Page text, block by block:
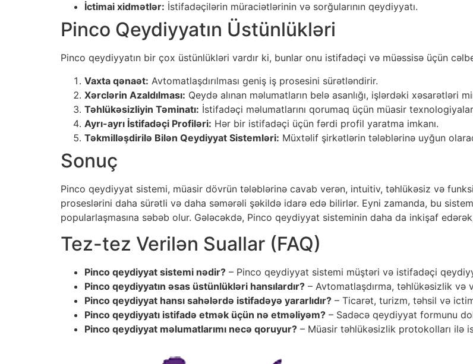
İctimai xidmətlər: İstifadəçilərin müraciətlərinin və sorğularının qeydiyyatı.
Pinco Qeydiyyatın Üstünlükləri
Pinco qeydiyyatın bir çox üstünlükləri vardır ki, bunlar onu istifadəçi və müəssisə üçün
Vaxta qənaət: Avtomatlaşdırılması geniş iş prosesini sürətləndirir.
Xərclərin Azaldılması: Qeydə alınan məlumatların belə asanlığı, işlərdəki xəsarətləri
Təhlükəsizliyin Təminatı: İstifadəçi məlumatlarını qorumaq üçün müasir
Ayrı-ayrı İstifadəçi Profiləri: Hər bir istifadəçi üçün fərdi profil yaratma imkanı.
Təkmilləşdirilə Bilən Qeydiyyat Sistemləri: Müxtəlif şirkətlərin tələblərinə uyğun
Sonuç
Pinco qeydiyyat sistemi, müasir dövrün tələblərinə cavab verən, intuitiv, təhlükəsiz və
proseslərini daha sürətli və daha səmərəli şəkildə idarə edə bilirlər. Eyni zamanda, bu
popularlaşmasına səbəb olur. Gələcəkdə, Pinco qeydiyyat sisteminin daha da inkişaf
Tez-tez Verilən Suallar (FAQ)
Pinco qeydiyyat sistemi nədir? – Pinco qeydiyyat sistemi müştəri və istifadəçi
Pinco qeydiyyatın əsas üstünlükləri hansılardır? – Avtomatlaşdırma, təhlükəsizlik
Pinco qeydiyyat hansı sahələrdə istifadəyə yararlıdır? – Ticarət, turizm, təhsil və
Pinco qeydiyyatı istifadə etmək üçün nə etməliyəm? – Sadəcə qeydiyyat formunu
Pinco qeydiyyat məlumatlarımı necə qoruyur? – Müasir təhlükəsizlik protokolları ilə